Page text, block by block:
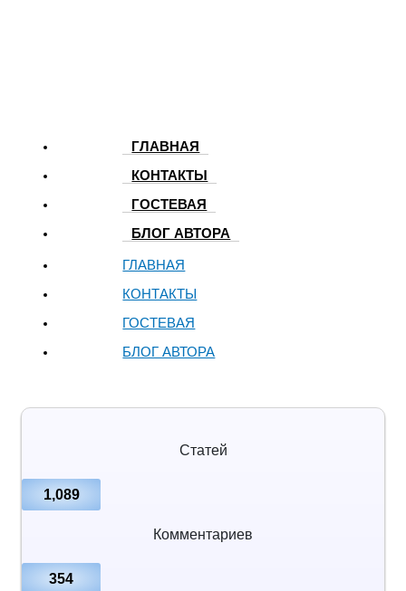
ГЛАВНАЯ
КОНТАКТЫ
ГОСТЕВАЯ
БЛОГ АВТОРА
ГЛАВНАЯ
КОНТАКТЫ
ГОСТЕВАЯ
БЛОГ АВТОРА
Статей
1,089
Комментариев
354